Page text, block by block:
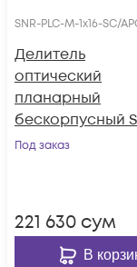
SNR-PLC-M-1x16-SC/
Делитель
оптический
планарный
бескорпусный
PLC-M-1x16-SC/
Под заказ
221 630 сум
В